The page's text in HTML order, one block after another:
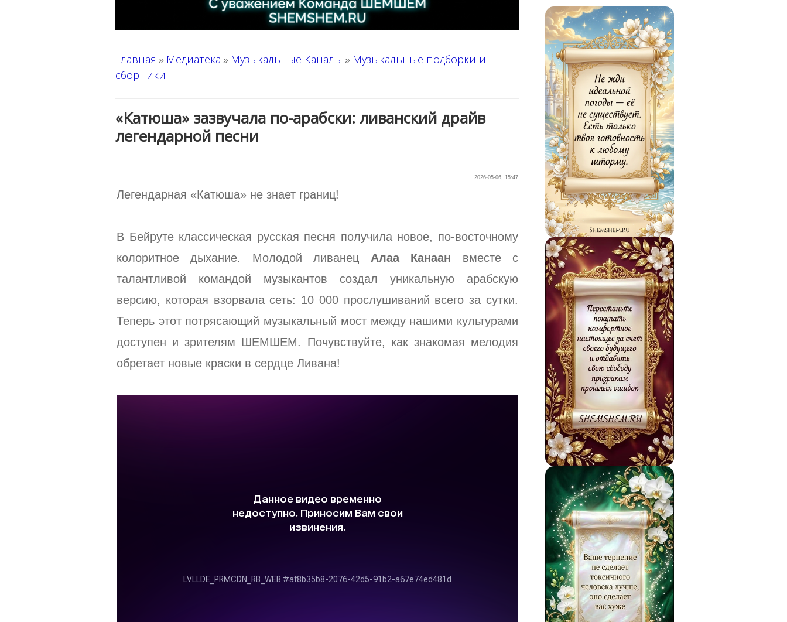
Главная » Медиатека » Музыкальные Каналы » Музыкальные подборки и
сборники
«Катюша» зазвучала по-арабски: ливанский драйв
легендарной песни
2026-05-06, 15:47
Легендарная «Катюша» не знает границ!
В Бейруте классическая русская песня получила новое, по-восточному
колоритное дыхание. Молодой ливанец Алаа Канаан вместе с
талантливой командой музыкантов создал уникальную арабскую
версию, которая взорвала сеть: 10 000 прослушиваний всего за сутки.
Теперь этот потрясающий музыкальный мост между нашими культурами
доступен и зрителям ШЕМШЕМ. Почувствуйте, как знакомая мелодия
обретает новые краски в сердце Ливана!